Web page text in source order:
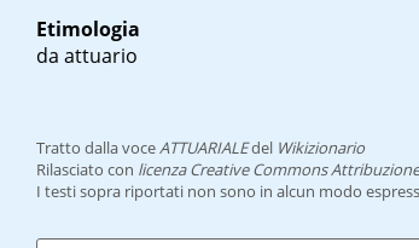
Etimologia
da attuario
Tratto dalla voce ATTUARIALEdel Wikizionario
Rilasciato con licenza Creative Commons
I testi sopra riportati non sono in alcun modo